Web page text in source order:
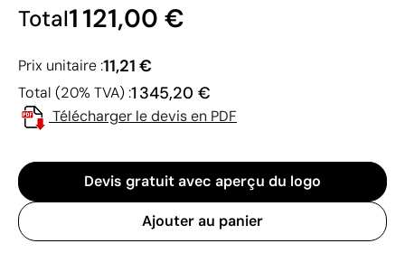
Total1 121,00 €
Prix unitaire :11,21 €
Total (20% TVA) :1 345,20 €
Télécharger le devis en PDF
Devis gratuit avec aperçu du logo
Ajouter au panier